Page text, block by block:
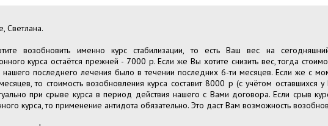
Светлана.
возобновить именно курс стабилизации, то есть Ваш вес на
курса остаётся прежней - 7000 р. Если же Вы хотите снизить вес, тогда
нашего последнего лечения было в течении последних 6-ти месяцев. Если же с
то стоимость возобновления курса составит 8000 р (с учётом
при срыве курса в период действия нашего с Вами договора. Если срыв
курса, то применение антидота обязательно. Это даст Вам возможность